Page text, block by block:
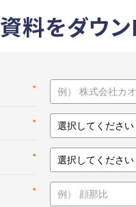
資料をダウ
*
*
*
*